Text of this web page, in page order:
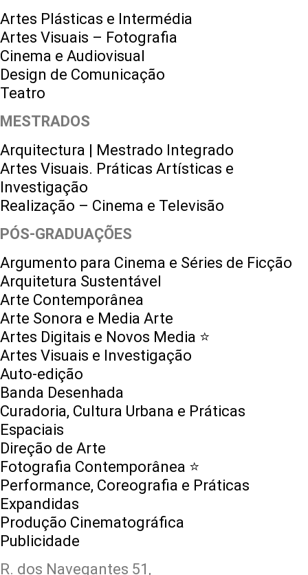
Artes Plásticas e Intermédia
Artes Visuais – Fotografia
Cinema e Audiovisual
Design de Comunicação
Teatro
MESTRADOS
Arquitectura | Mestrado Integrado
Artes Visuais. Práticas Artísticas e
Investigação
Realização – Cinema e Televisão
PÓS-GRADUAÇÕES
Argumento para Cinema e Séries de Ficção
Arquitetura Sustentável
Arte Contemporânea
Arte Sonora e Media Arte
Artes Digitais e Novos Media ⭐️
Artes Visuais e Investigação
Auto-edição
Banda Desenhada
Curadoria, Cultura Urbana e Práticas
Espaciais
Direção de Arte
Fotografia Contemporânea ⭐️
Performance, Coreografia e Práticas
Expandidas
Produção Cinematográfica
Publicidade
R. dos Navegantes 51,